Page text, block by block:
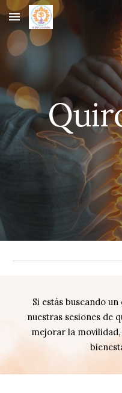
Skip to main content
Si estás buscando un
nuestras sesiones de
mejorar la